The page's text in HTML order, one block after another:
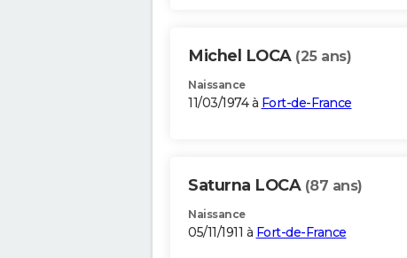
Michel LOCA (25 ans)
Naissance
11/03/1974 à Fort-de-France
Saturna LOCA (87 ans)
Naissance
05/11/1911 à Fort-de-France